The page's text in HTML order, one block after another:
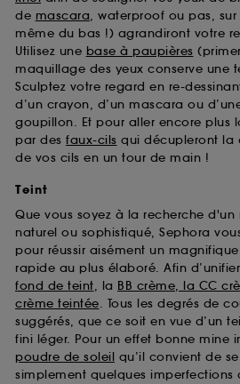
de mascara, waterproof ou pas,
même du bas !) agrandiront votre
Utilisez une base à paupières
maquillage des yeux conserve une
Sculptez votre regard en re-
d’un crayon, d’un mascara ou
goupillon. Et pour aller encore plus
par des faux-cils qui décupleront la
de vos cils en un tour de main !
Teint
Que vous soyez à la recherche
naturel ou sophistiqué, Sephora
pour réussir aisément un
rapide au plus élaboré. Afin
fond de teint, la BB crème, la CC
crème teintée. Tous les degrés de
suggérés, que ce soit en vue d’un
fini léger. Pour un effet bonne mine
poudre de soleil qu’il convient de
simplement quelques imperfections